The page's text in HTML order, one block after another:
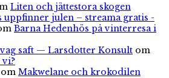
Liten och jättestora skogen
uppfinner julen – streama gratis -
Barna Hedenhös på vinterresa i
saft — Larsdotter Konsult om
om Makwelane och krokodilen